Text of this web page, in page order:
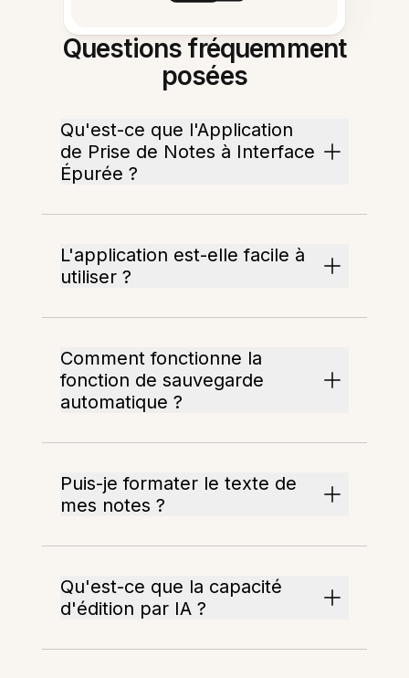
Questions fréquemment
posées
Qu'est-ce que l'Application
de Prise de Notes à Interface
Épurée ?
L'application est-elle facile à
utiliser ?
Comment fonctionne la
fonction de sauvegarde
automatique ?
Puis-je formater le texte de
mes notes ?
Qu'est-ce que la capacité
d'édition par IA ?